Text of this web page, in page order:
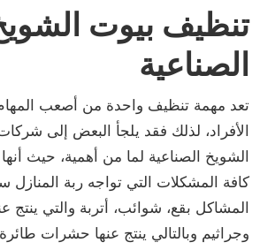
تنظيف بيوت
الصناعية
تعد مهمة تنظيف واحدة من أصعب
الأفراد، لذلك فقد يلجأ البعض إلى
الشويخ الصناعية لما من أهمية، حيث
كافة المشكلات التي تواجه ربة المنازل
المشاكل بقع، شوائب، أتربة والتي ينتج
وجراثيم وبالتالي ينتج عنها حشرات